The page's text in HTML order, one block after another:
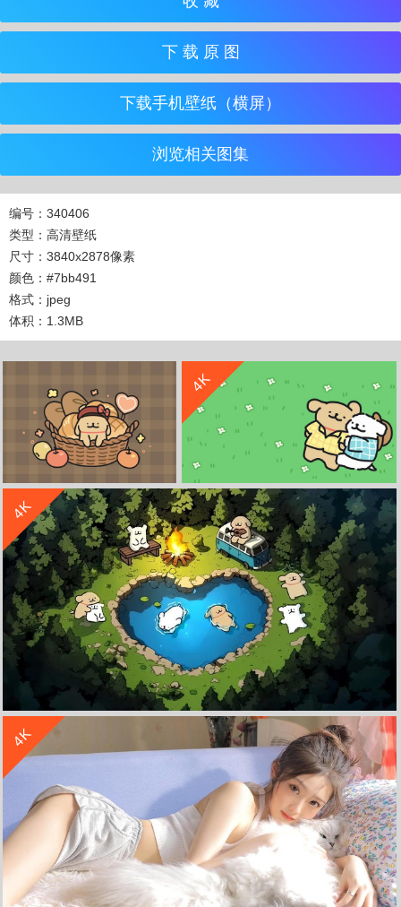
下 载 原 图
下载手机壁纸（横屏）
浏览相关图集
编号：340406
类型：高清壁纸
尺寸：3840x2878像素
颜色：#7bb491
格式：jpeg
体积：1.3MB
可爱面包 线条小狗 4K电脑壁纸
立 即 下 载
收 藏
4K
线条小狗4K电脑壁纸
立 即 下 载
收 藏
4K
郊外旅行 爱心泳池 线条小狗4K壁纸3840x2160
立 即 下 载
收 藏
4K
收 藏